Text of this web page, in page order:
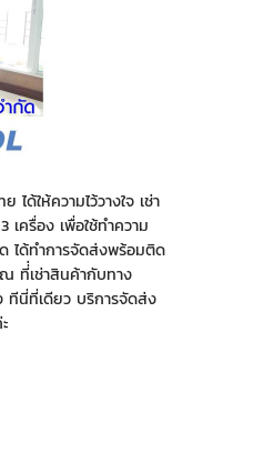
ด้ให้ความไว้วางใจ เช่า
เครื่อง เพื่อใช้ทำความ
ได้ทำการจัดส่งพร้อมติด
ที่่เช่าสินค้ากับทาง
ทีนี่ที่เดียว บริการจัดส่ง